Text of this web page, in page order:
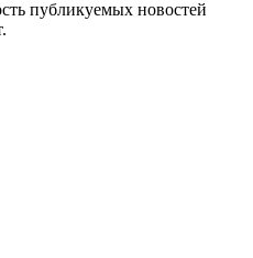
публикуемых новостей